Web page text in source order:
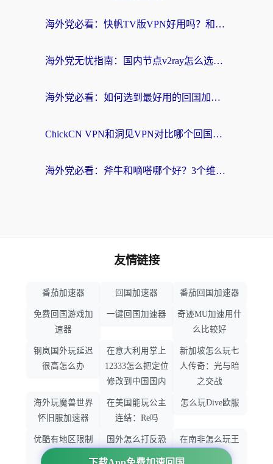
海外党必看：快帆TV版VPN好用吗？和快游VPN对比哪个回国效果更好？附实用避坑指南
海外党无忧指南：国内节点v2ray怎么选？一键回国VPN+多场景实测帮你避坑
海外党必看：如何选到最好用的回国加速器？从节点到售后的全维度指南
ChickCN VPN和洞见VPN对比哪个回国效果更好？海外党亲测3款加速器+避坑指南
海外党必看：斧牛和嘀嗒哪个好？3个维度教你选对回国加速器
友情链接
番茄加速器 回国加速器 番茄回国加速器
免费回国游戏加
速器
一键回国加速器
奇迹MU加速用什
么比较好
钢岚国外玩延迟
很高怎么办
在意大利用掌上
12333怎么把定位
修改到中国国内
新加坡怎么玩七
人传奇：光与暗
之交战
海外玩魔兽世界
怀旧服加速器
在美国能玩公主
连结：Re吗
怎么玩Dive欧服
优酷有地区限制
国外怎么打反恐
精英：全球攻势
在南非怎么玩王